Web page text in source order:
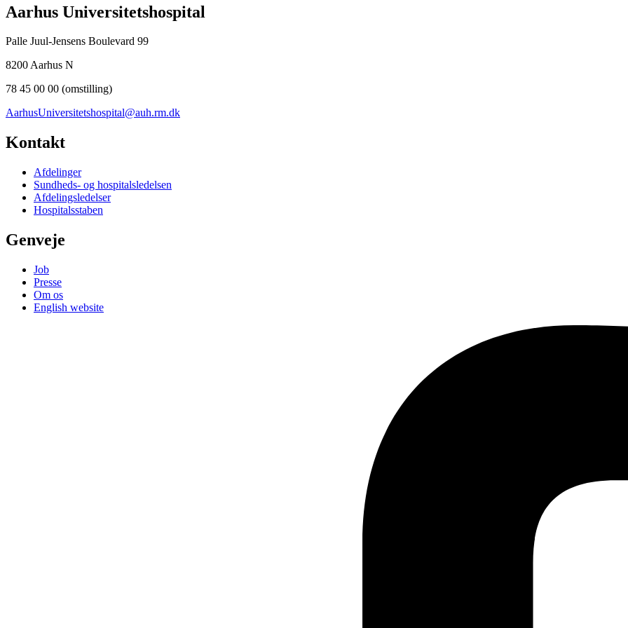
Aarhus Universitetshospital
Palle Juul-Jensens Boulevard 99
8200 Aarhus N
78 45 00 00 (omstilling)
AarhusUniversitetshospital@auh.rm.dk
Kontakt
Afdelinger
Sundheds- og hospitalsledelsen
Afdelingsledelser
Hospitalsstaben
Genveje
Job
Presse
Om os
English website